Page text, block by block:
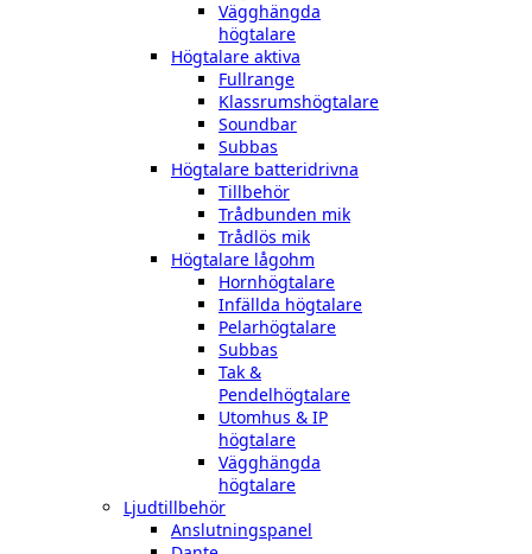
Vägghängda
högtalare
Högtalare aktiva
Fullrange
Klassrumshögtalare
Soundbar
Subbas
Högtalare batteridrivna
Tillbehör
Trådbunden mik
Trådlös mik
Högtalare lågohm
Hornhögtalare
Infällda högtalare
Pelarhögtalare
Subbas
Tak &
Pendelhögtalare
Utomhus & IP
högtalare
Vägghängda
högtalare
Ljudtillbehör
Anslutningspanel